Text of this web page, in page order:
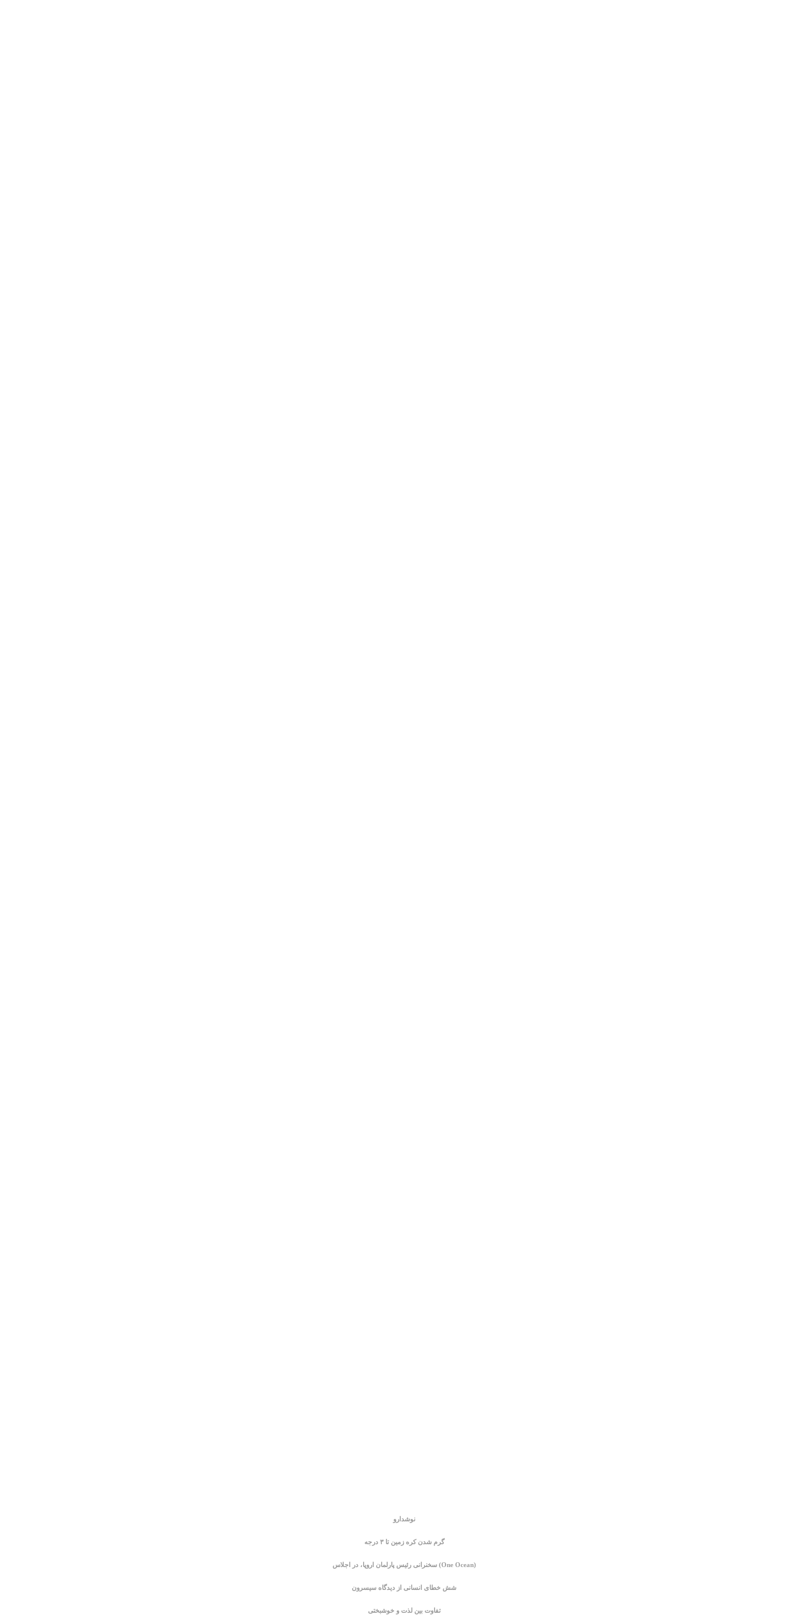
نوشدارو
گرم شدن کره زمین تا ۳ درجه
سخنرانی رئیس پارلمان اروپا، در اجلاس (One Ocean)
شش خطای انسانی از دیدگاه سیسرون
تفاوت بین لذت و خوشبختی